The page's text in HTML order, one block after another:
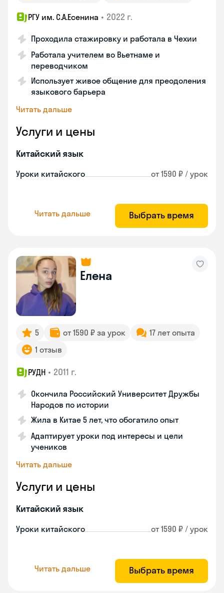
РГУ им. С.А.Есенина • 2022 г.
Проходила стажировку и работала в Чехии
Работала учителем во Вьетнаме и
переводчиком
Использует живое общение для преодоления
языкового барьера
Читать дальше
Услуги и цены
Китайский язык
Уроки китайского от 1590 ₽ / урок
Читать дальше Выбрать время
Елена
5 от 1590 ₽ за урок
17 лет опыта
1 отзыв
РУДН • 2011 г.
Окончила Российский Университет Дружбы
Народов по истории
Жила в Китае 5 лет, что обогатило опыт
Адаптирует уроки под интересы и цели
учеников
Читать дальше
Услуги и цены
Китайский язык
Уроки китайского от 1590 ₽ / урок
Читать дальше Выбрать время